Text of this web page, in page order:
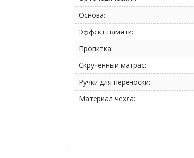
Основа:
Эффект памяти:
Пропитка:
Скрученный матрас:
Ручки для переноски:
Материал чехла: